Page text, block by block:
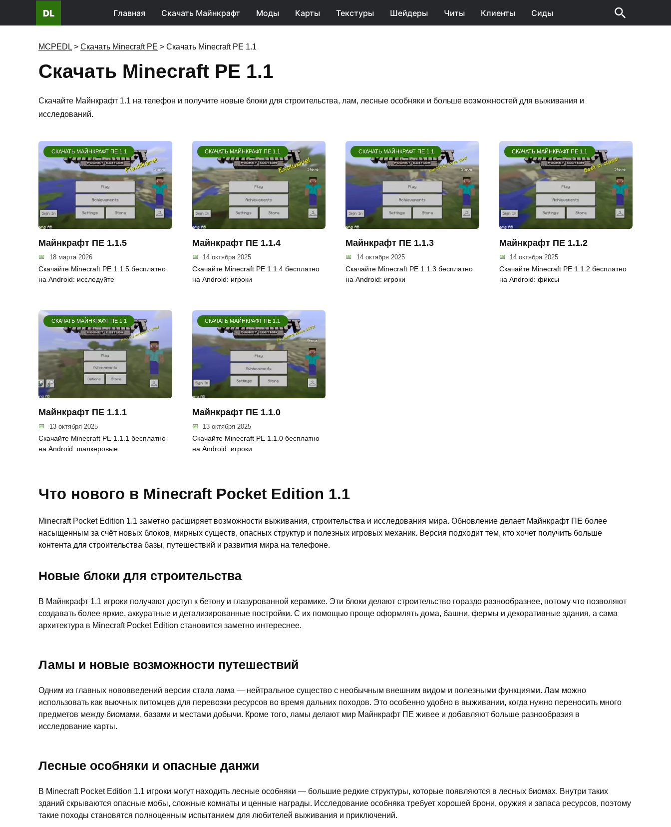
DL Главная Скачать Майнкрафт Моды Карты Текстуры Шейдеры Читы Клиенты Сиды
MCPEDL > Скачать Minecraft PE > Скачать Minecraft PE 1.1
Скачать Minecraft PE 1.1
Скачайте Майнкрафт 1.1 на телефон и получите новые блоки для строительства, лам, лесные особняки и больше возможностей для выживания и
исследований.
СКАЧАТЬ МАЙНКРАФТ ПЕ 1.1
Майнкрафт ПЕ 1.1.5
18 марта 2026
Скачайте Minecraft PE 1.1.5 бесплатно
на Android: исследуйте
СКАЧАТЬ МАЙНКРАФТ ПЕ 1.1
Майнкрафт ПЕ 1.1.4
14 октября 2025
Скачайте Minecraft PE 1.1.4 бесплатно
на Android: игроки
СКАЧАТЬ МАЙНКРАФТ ПЕ 1.1
Майнкрафт ПЕ 1.1.3
14 октября 2025
Скачайте Minecraft PE 1.1.3 бесплатно
на Android: игроки
СКАЧАТЬ МАЙНКРАФТ ПЕ 1.1
Майнкрафт ПЕ 1.1.2
14 октября 2025
Скачайте Minecraft PE 1.1.2 бесплатно
на Android: фиксы
СКАЧАТЬ МАЙНКРАФТ ПЕ 1.1
Майнкрафт ПЕ 1.1.1
13 октября 2025
Скачайте Minecraft PE 1.1.1 бесплатно
на Android: шалкеровые
СКАЧАТЬ МАЙНКРАФТ ПЕ 1.1
Майнкрафт ПЕ 1.1.0
13 октября 2025
Скачайте Minecraft PE 1.1.0 бесплатно
на Android: игроки
Что нового в Minecraft Pocket Edition 1.1
Minecraft Pocket Edition 1.1 заметно расширяет возможности выживания, строительства и исследования мира. Обновление делает Майнкрафт ПЕ более
насыщенным за счёт новых блоков, мирных существ, опасных структур и полезных игровых механик. Версия подходит тем, кто хочет получить больше
контента для строительства базы, путешествий и развития мира на телефоне.
Новые блоки для строительства
В Майнкрафт 1.1 игроки получают доступ к бетону и глазурованной керамике. Эти блоки делают строительство гораздо разнообразнее, потому что позволяют
создавать более яркие, аккуратные и детализированные постройки. С их помощью проще оформлять дома, башни, фермы и декоративные здания, а сама
архитектура в Minecraft Pocket Edition становится заметно интереснее.
Ламы и новые возможности путешествий
Одним из главных нововведений версии стала лама — нейтральное существо с необычным внешним видом и полезными функциями. Лам можно
использовать как вьючных питомцев для перевозки ресурсов во время дальних походов. Это особенно удобно в выживании, когда нужно переносить много
предметов между биомами, базами и местами добычи. Кроме того, ламы делают мир Майнкрафт ПЕ живее и добавляют больше разнообразия в
исследование карты.
Лесные особняки и опасные данжи
В Minecraft Pocket Edition 1.1 игроки могут находить лесные особняки — большие редкие структуры, которые появляются в лесных биомах. Внутри таких
зданий скрываются опасные мобы, сложные комнаты и ценные награды. Исследование особняка требует хорошей брони, оружия и запаса ресурсов, поэтому
такие походы становятся полноценным испытанием для любителей выживания и приключений.